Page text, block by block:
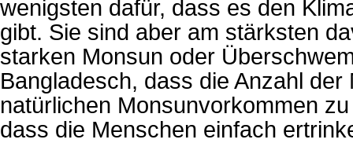
wenigsten dafür, dass es den
gibt. Sie sind aber am stärksten
starken Monsun oder
Bangladesch, dass die Anzahl
natürlichen Monsunvorkommen
dass die Menschen einfach